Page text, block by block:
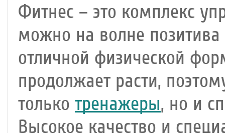
Фитнес – это комплекс
можно на волне
отличной физической
продолжает расти,
только тренажеры, но и
Высокое качество и